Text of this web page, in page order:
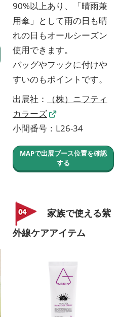
90%以上あり、「晴雨兼
用傘」として雨の日も晴
れの日もオールシーズン
使用できます。
バッグやフックに付けや
すいのもポイントです。
出展社：
（株）ニフティ
カラーズ
小間番号：L26-34
MAPで出展ブース位置を確認
する
家族で使える紫
外線ケアアイテム